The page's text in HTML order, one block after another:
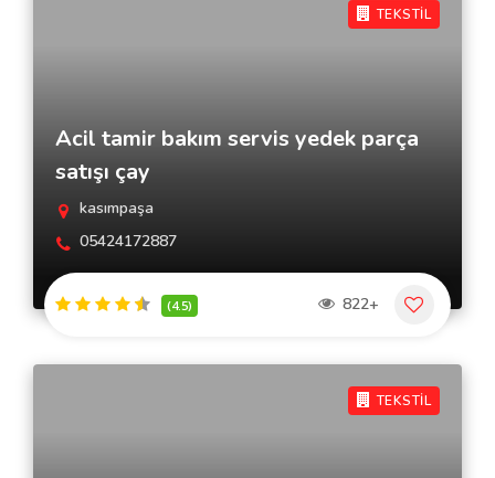
TEKSTİL
Acil tamir bakım servis yedek parça
satışı çay
kasımpaşa
05424172887
(4.5) 822+
TEKSTİL